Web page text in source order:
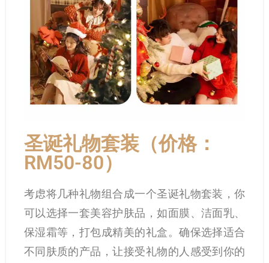
圣诞礼物套装（价格：
RM50-80）
考虑将几种礼物组合成一个圣诞礼物套装，你
可以选择一套美容护肤品，如面膜、洁面乳、
保湿霜等，打包成精美的礼盒。确保选择适合
不同肤质的产品，让接受礼物的人感受到你的